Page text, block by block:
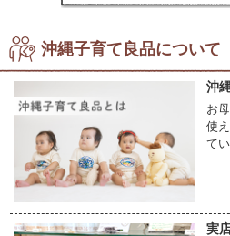
沖縄子育て良品について
沖
お
使
てい
実